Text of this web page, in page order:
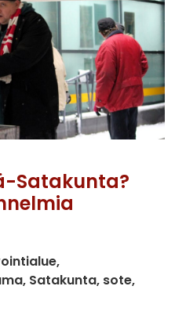
Satakunta?
Satakunta sote